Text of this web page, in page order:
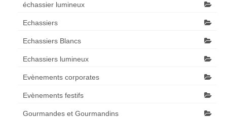
échassier lumineux
Echassiers
Echassiers Blancs
Echassiers lumineux
Evènements corporates
Evènements festifs
Gourmandes et Gourmandins